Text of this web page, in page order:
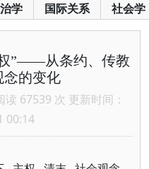
学 国际关系 社会学
”——从条约、传教
念的变化
67539 次 更新时间：
00:14